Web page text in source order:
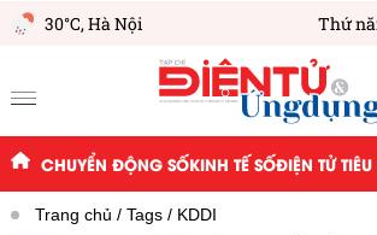
30°C,Hà Nội Thứ
CHUYỂN ĐỘNG SỐKINH TẾ SỐĐIỆN TỬ
Trang chủ Tags KDDI